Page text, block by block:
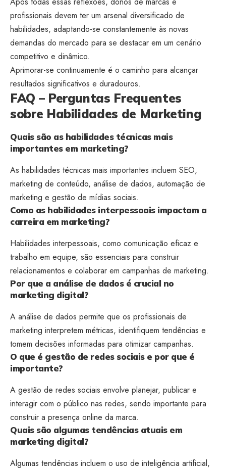
profissionais devem ter um arsenal diversificado de
habilidades, adaptando-se constantemente às novas
demandas do mercado para se destacar em um cenário
competitivo e dinâmico.
Aprimorar-se continuamente é o caminho para alcançar
resultados significativos e duradouros.
FAQ – Perguntas Frequentes
sobre Habilidades de Marketing
Quais são as habilidades técnicas mais
importantes em marketing?
As habilidades técnicas mais importantes incluem SEO,
marketing de conteúdo, análise de dados, automação de
marketing e gestão de mídias sociais.
Como as habilidades interpessoais impactam a
carreira em marketing?
Habilidades interpessoais, como comunicação eficaz e
trabalho em equipe, são essenciais para construir
relacionamentos e colaborar em campanhas de marketing.
Por que a análise de dados é crucial no
marketing digital?
A análise de dados permite que os profissionais de
marketing interpretem métricas, identifiquem tendências e
tomem decisões informadas para otimizar campanhas.
O que é gestão de redes sociais e por que é
importante?
A gestão de redes sociais envolve planejar, publicar e
interagir com o público nas redes, sendo importante para
construir a presença online da marca.
Quais são algumas tendências atuais em
marketing digital?
Algumas tendências incluem o uso de inteligência artificial,